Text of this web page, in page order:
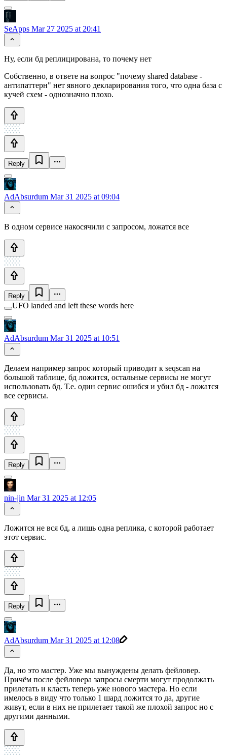
SeApps Mar 27 2025 at 20:41
Ну, если бд реплицирована, то почему нет
Собственно, в ответе на вопрос "почему shared database -
антипаттерн" нет явного декларирования того, что одна база с
кучей схем - однозначно плохо.
Reply
AdAbsurdum Mar 31 2025 at 09:04
В одном сервисе накосячили с запросом, ложатся все
Reply
UFO landed and left these words here
AdAbsurdum Mar 31 2025 at 10:51
Делаем например запрос который приводит к seqscan на
большой таблице, бд ложится, остальные сервисы не могут
использовать бд. Т.е. один сервис ошибся и убил бд - ложатся
все сервисы.
Reply
nin-jin Mar 31 2025 at 12:05
Ложится не вся бд, а лишь одна реплика, с которой работает
этот сервис.
Reply
AdAbsurdum Mar 31 2025 at 12:08
Да, но это мастер. Уже мы вынуждены делать фейловер.
Причём после фейловера запросы смерти могут продолжать
прилетать и класть теперь уже нового мастера. Но если
имелось в виду что только 1 шард ложится то да, другие
живут, если в них не прилетает такой же плохой запрос но с
другими данными.